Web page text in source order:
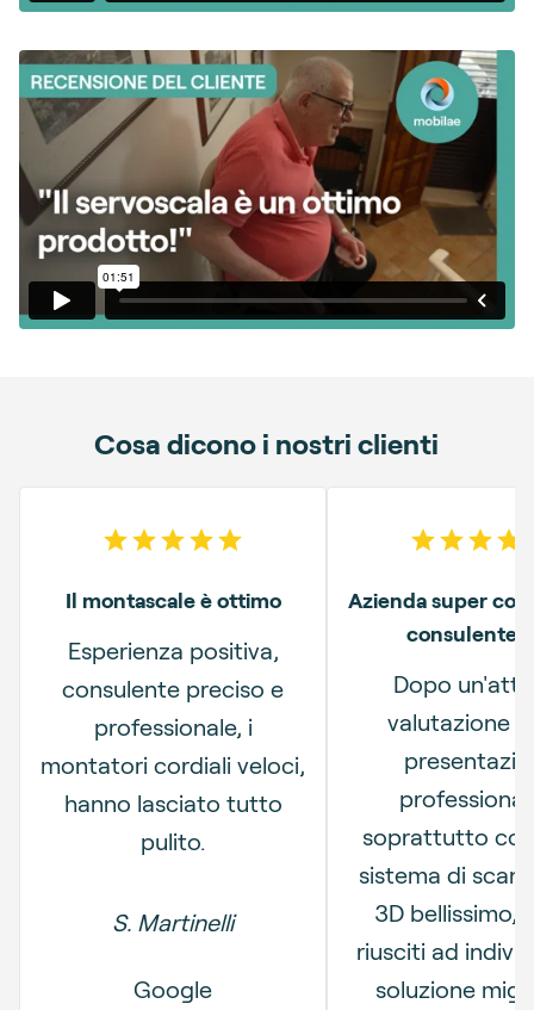
Cosa dicono i nostri clienti
5 out of 5 stars
Il montascale è ottimo
Esperienza positiva,
consulente preciso e
professionale, i
montatori cordiali veloci,
hanno lasciato tutto
pulito.
S. Martinelli
Google
5 out
Azienda super
consulente
Dopo
valutazione e
soprattutto
sistema di
3D bellissimo,
riusciti ad
soluzione